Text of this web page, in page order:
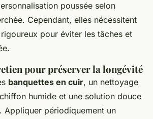
poussée selon
Cependant, elles nécessitent
pour éviter les tâches et
pour préserver la longévité
banquettes en cuir, un nettoyage
humide et une solution douce
Appliquer périodiquement un